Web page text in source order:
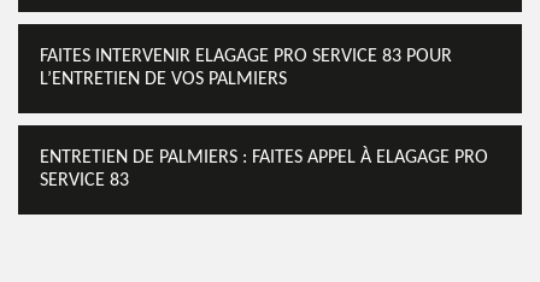
FAITES INTERVENIR ELAGAGE PRO SERVICE 83 POUR
L’ENTRETIEN DE VOS PALMIERS
ENTRETIEN DE PALMIERS : FAITES APPEL À ELAGAGE PRO
SERVICE 83